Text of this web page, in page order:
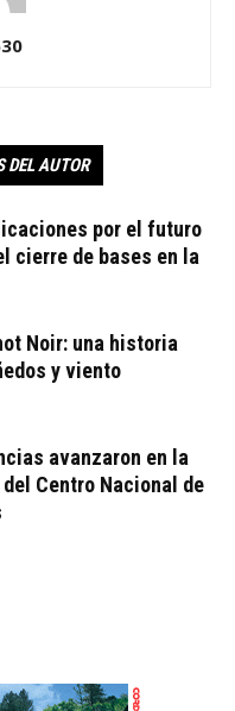
DEL AUTOR
por el futuro
cierre de bases en la
Noir: una historia
y viento
avanzaron en la
Centro Nacional de